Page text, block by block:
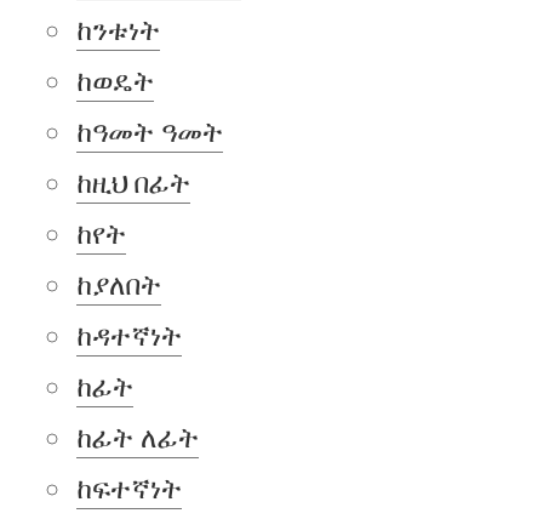
ከንቱነት
ከወዴት
ከዓመት ዓመት
ከዚህ በፊት
ከየት
ከያለበት
ከዳተኛነት
ከፊት
ከፊት ለፊት
ከፍተኛነት